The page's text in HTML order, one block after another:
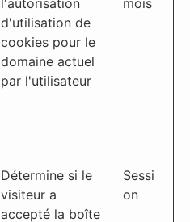
l'autorisation
d'utilisation de
cookies pour le
domaine actuel
par l'utilisateur
mois
Détermine si le
visiteur a
accepté la boîte
Sessi
on